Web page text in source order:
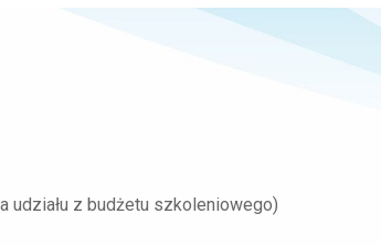
udziału z budżetu szkoleniowego)